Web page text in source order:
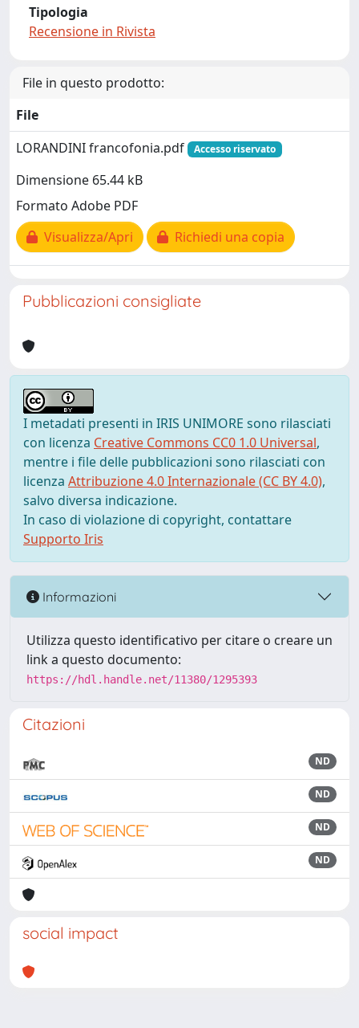
Tipologia
Recensione in Rivista
File in questo prodotto:
File
LORANDINI francofonia.pdf
Accesso riservato
Dimensione 65.44 kB
Formato Adobe PDF
Visualizza/Apri
Richiedi una copia
Pubblicazioni consigliate
I metadati presenti in IRIS UNIMORE sono rilasciati
con licenza Creative Commons CC0 1.0 Universal,
mentre i file delle pubblicazioni sono rilasciati con
licenza Attribuzione 4.0 Internazionale (CC BY 4.0),
salvo diversa indicazione.
In caso di violazione di copyright, contattare
Supporto Iris
Informazioni
Utilizza questo identificativo per citare o creare un
link a questo documento:
https://hdl.handle.net/11380/1295393
Citazioni
ND
ND
ND
ND
social impact